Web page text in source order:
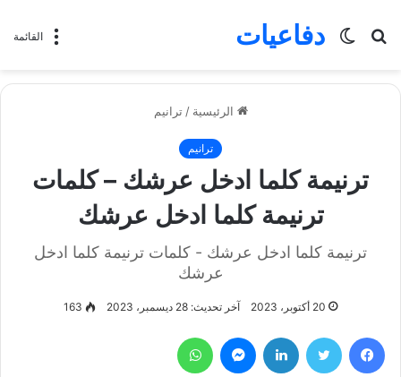
القائمة دفاعيات
بحث
الوضع
الرئيسية / ترانيم
ترانيم
ترنيمة كلما ادخل عرشك – كلمات
ترنيمة كلما ادخل عرشك
ترنيمة كلما ادخل عرشك - كلمات ترنيمة كلما ادخل
عرشك
20 أكتوبر، 2023 آخر تحديث: 28 ديسمبر، 2023 163
فيسبوك تويتر لينكدإن ماسنجر